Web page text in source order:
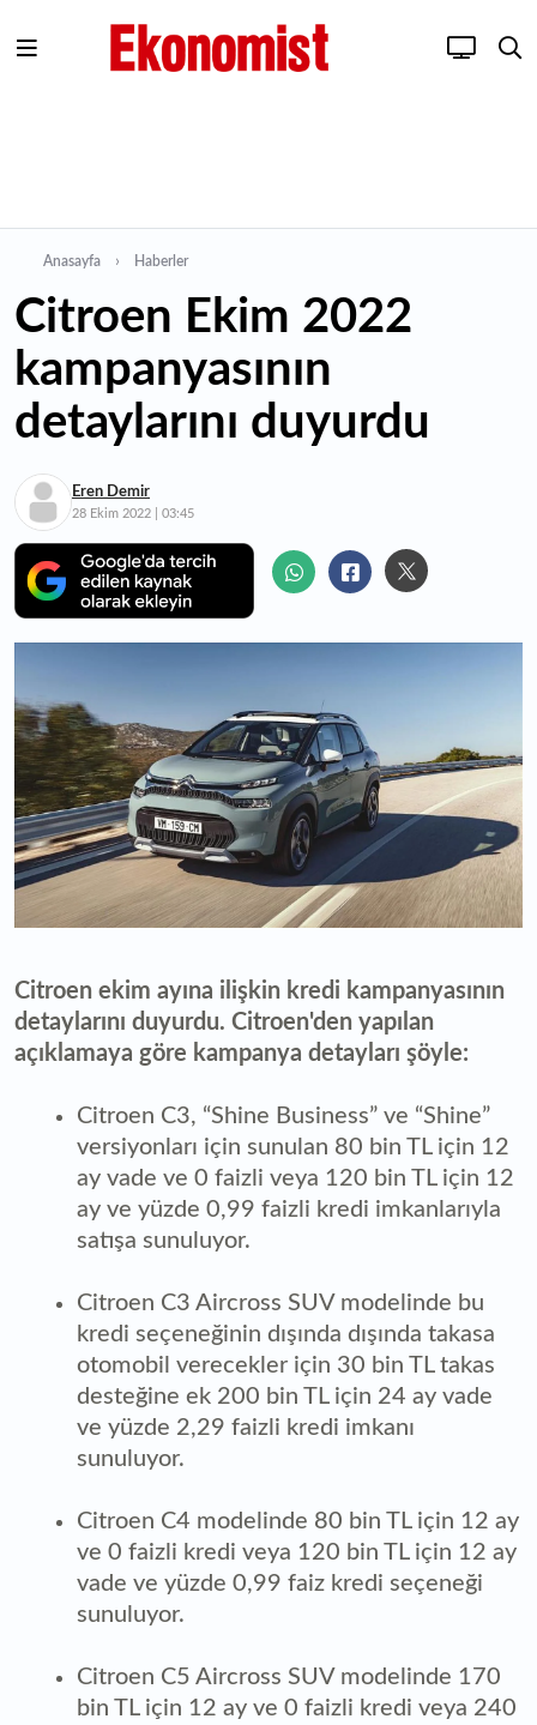
Anasayfa Haberler
Citroen Ekim 2022
kampanyasının
detaylarını duyurdu
Eren Demir
28 Ekim 2022 | 03:45
Citroen ekim ayına ilişkin kredi kampanyasının
detaylarını duyurdu. Citroen'den yapılan
açıklamaya göre kampanya detayları şöyle:
Citroen C3, “Shine Business” ve “Shine”
versiyonları için sunulan 80 bin TL için 12
ay vade ve 0 faizli veya 120 bin TL için 12
ay ve yüzde 0,99 faizli kredi imkanlarıyla
satışa sunuluyor.
Citroen C3 Aircross SUV modelinde bu
kredi seçeneğinin dışında dışında takasa
otomobil verecekler için 30 bin TL takas
desteğine ek 200 bin TL için 24 ay vade
ve yüzde 2,29 faizli kredi imkanı
sunuluyor.
Citroen C4 modelinde 80 bin TL için 12 ay
ve 0 faizli kredi veya 120 bin TL için 12 ay
vade ve yüzde 0,99 faiz kredi seçeneği
sunuluyor.
Citroen C5 Aircross SUV modelinde 170
bin TL için 12 ay ve 0 faizli kredi veya 240